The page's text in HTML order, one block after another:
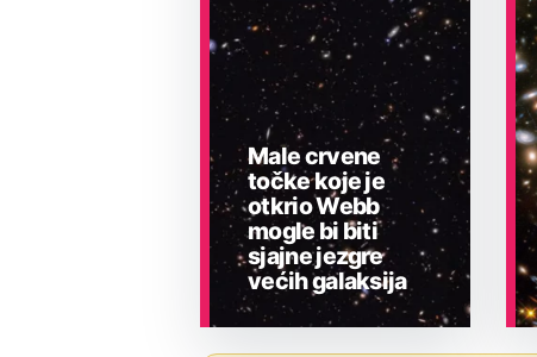
Male crvene
točke koje je
otkrio Webb
mogle bi biti
sjajne jezgre
većih galaksija